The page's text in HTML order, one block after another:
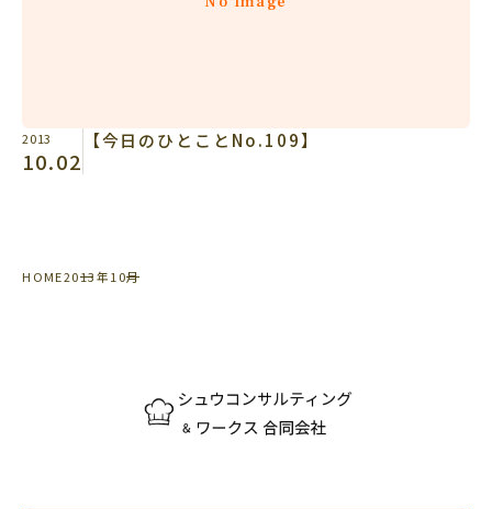
2013
10.02
【今日のひとことNo.109】
HOME2013年10月